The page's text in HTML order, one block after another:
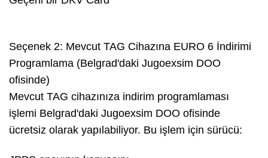
Seçenek 2: Mevcut TAG Cihazına EURO 6 İndirimi
Programlama (Belgrad'daki Jugoexsim DOO
ofisinde)
Mevcut TAG cihazınıza indirim programlaması
işlemi Belgrad'daki Jugoexsim DOO ofisinde
ücretsiz olarak yapılabiliyor. Bu işlem için sürücü: